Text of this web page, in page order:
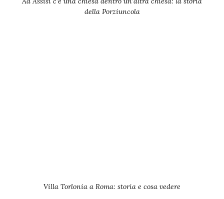
della Porziuncola
Villa Torlonia a Roma: storia e cosa vedere